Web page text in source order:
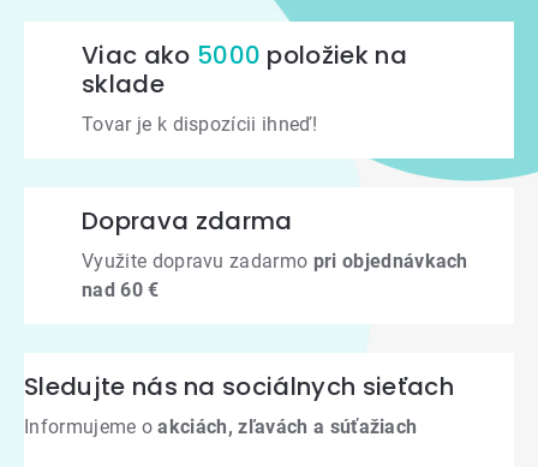
Viac ako 5000 položiek na
sklade
Tovar je k dispozícii ihneď!
Doprava zdarma
Využite dopravu zadarmo pri objednávkach
nad 60 €
Sledujte nás na sociálnych sieťach
Informujeme oakciách, zľavách a súťažiach